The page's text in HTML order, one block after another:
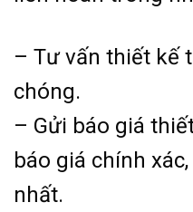
– Tư vấn thiết kế
chóng.
– Gửi báo giá
báo giá chính
nhất.